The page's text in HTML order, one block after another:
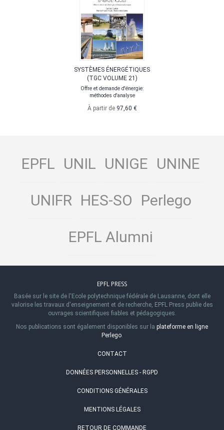
SYSTÈMES ÉNERGÉTIQUES
(TGC VOLUME 21)
Offre et demande d'énergie:
méthodes d'analyse
À partir de 97,60 €
EPFL UNIL UNIGE UNINE
UNIFR HES-SO Perlego
EPFL Alumni
EPFL PRESS
Basée sur le site de l'Ecole polytechnique fédérale de Lausanne, dont elle
valorise les travaux d'enseignement et de recherche, EPFL Press publie des
ouvrages scientifiques fiables et pédagogiques.
Nos publications sont également disponibles sur la plateforme en ligne
Perlego.
CONTACT
DONNÉES PERSONNELLES - RGPD
CONDITIONS GÉNÉRALES
MENTIONS LÉGALES
RETOUR DE COMMANDE